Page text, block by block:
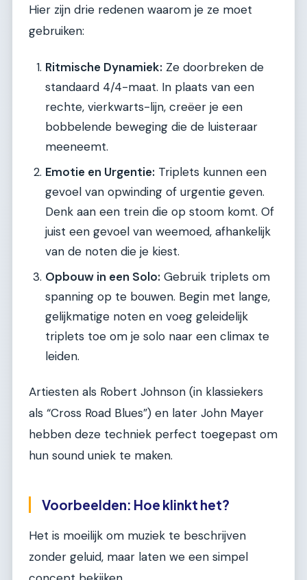
Hier zijn drie redenen waarom je ze moet
gebruiken:
Ritmische Dynamiek: Ze doorbreken de
standaard 4/4-maat. In plaats van een
rechte, vierkwarts-lijn, creëer je een
bobbelende beweging die de luisteraar
meeneemt.
Emotie en Urgentie: Triplets kunnen een
gevoel van opwinding of urgentie geven.
Denk aan een trein die op stoom komt. Of
juist een gevoel van weemoed, afhankelijk
van de noten die je kiest.
Opbouw in een Solo: Gebruik triplets om
spanning op te bouwen. Begin met lange,
gelijkmatige noten en voeg geleidelijk
triplets toe om je solo naar een climax te
leiden.
Artiesten als Robert Johnson (in klassiekers
als “Cross Road Blues”) en later John Mayer
hebben deze techniek perfect toegepast om
hun sound uniek te maken.
Voorbeelden: Hoe klinkt het?
Het is moeilijk om muziek te beschrijven
zonder geluid, maar laten we een simpel